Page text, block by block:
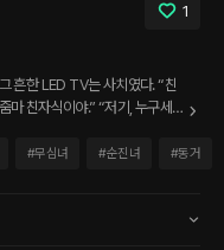
1
한 LED TV는 사치였다. “친
마 친자식이야.” “저기, 누구세
#무심녀 #순진녀 #동거